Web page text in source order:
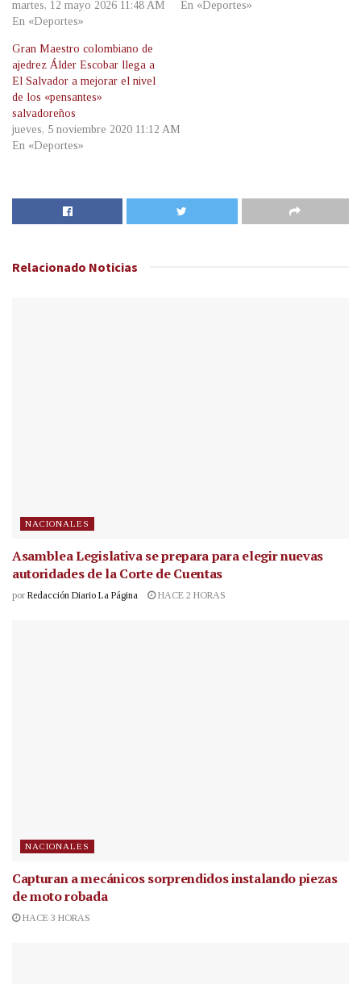
martes, 12 mayo 2026 11:48 AM
En «Deportes»
En «Deportes»
Gran Maestro colombiano de
ajedrez Álder Escobar llega a
El Salvador a mejorar el nivel
de los «pensantes»
salvadoreños
jueves, 5 noviembre 2020 11:12 AM
En «Deportes»
Relacionado Noticias
NACIONALES
Asamblea Legislativa se prepara para elegir nuevas
autoridades de la Corte de Cuentas
por Redacción Diario La Página HACE 2 HORAS
NACIONALES
Capturan a mecánicos sorprendidos instalando piezas
de moto robada
HACE 3 HORAS